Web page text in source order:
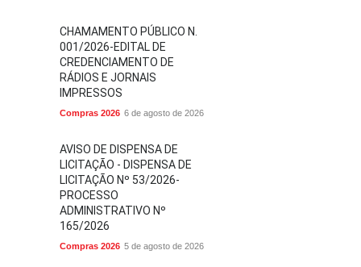
CHAMAMENTO PÚBLICO N.
001/2026-EDITAL DE
CREDENCIAMENTO DE
RÁDIOS E JORNAIS
IMPRESSOS
Compras 2026 6 de agosto de 2026
AVISO DE DISPENSA DE
LICITAÇÃO - DISPENSA DE
LICITAÇÃO Nº 53/2026-
PROCESSO
ADMINISTRATIVO Nº
165/2026
Compras 2026 5 de agosto de 2026